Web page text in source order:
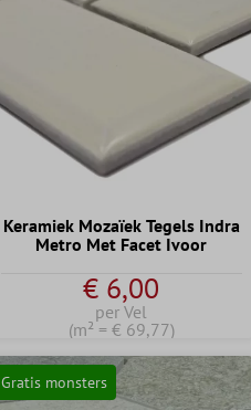
Keramiek Mozaïek Tegels Indra
Metro Met Facet Ivoor
€ 6,00
per Vel
(m² = € 69,77)
Gratis monsters